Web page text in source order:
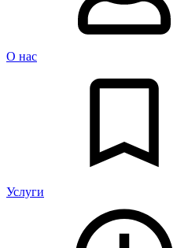
О нас
Услуги